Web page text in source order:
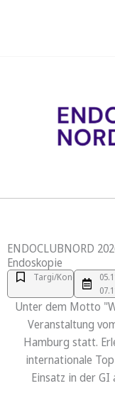
ENDOCLUBNORD
Endoskopie
Targi/Kongres
Unter dem Motto
Veranstaltung
Hamburg statt.
internationale
Einsatz in der